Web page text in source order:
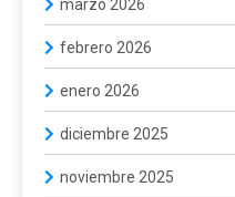
marzo 2026
febrero 2026
enero 2026
diciembre 2025
noviembre 2025